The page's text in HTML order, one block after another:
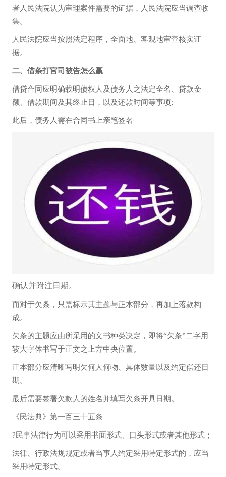
者人民法院认为审理案件需要的证据，人民法院应当调查收
集。
人民法院应当按照法定程序，全面地、客观地审查核实证
据。
二、借条打官司被告怎么赢
借贷合同应明确载明债权人及债务人之法定全名、贷款金
额、借款期间及其终止日，以及还款时间等事项;
此后，债务人需在合同书上亲笔签名
确认并附注日期。
而对于欠条，只需标示其主题与正本部分，再加上落款构
成。
欠条的主题应由所采用的文书种类决定，即将“欠条”二字用
较大字体书写于正文之上方中央位置。
正本部分应清晰写明欠何人何物、具体数量以及约定偿还日
期。
最后需要签署欠款人的姓名并填写欠条开具日期。
《民法典》第一百三十五条
?民事法律行为可以采用书面形式、口头形式或者其他形式；
法律、行政法规规定或者当事人约定采用特定形式的，应当
采用特定形式。